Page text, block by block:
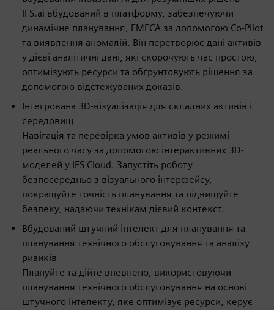
IFS.ai вбудований в платформу, забезпечуючи
динамічне планування, FMECA за допомогою Co-Pilot
та виявлення аномалій. Він перетворює дані активів
у дієві аналітичні дані, які скорочують час простою,
оптимізують ресурси та обґрунтовують рішення за
допомогою відстежуваних доказів.
Інтегрована 3D-візуалізація для складних активів і
середовищ
Навігація та перевірка умов активів у режимі
реального часу за допомогою інтерактивних 3D-
моделей у IFS Cloud. Запустіть роботу
безпосередньо з візуального інтерфейсу,
покращуйте точність планування та підвищуйте
безпеку, надаючи технікам дієвий контекст.
Вбудований штучний інтелект для планування та
планування технічного обслуговування та аналізу
ризиків
Плануйте та дійте впевнено, використовуючи
планування технічного обслуговування на основі
штучного інтелекту, яке оптимізує ресурси, керує